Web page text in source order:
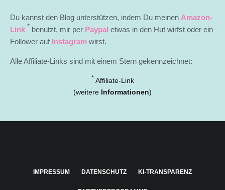
Du kannst den Blog unterstützen, indem Du meinen Amazon-
Link * benutzt, mir per Paypal etwas in den Hut wirfst oder ein
Follower auf Instagram wirst.
Alle Affiliate-Links sind mit einem Stern gekennzeichnet:
* Affiliate-Link
(weitere Informationen)
IMPRESSUM DATENSCHUTZ KI-TRANSPARENZ